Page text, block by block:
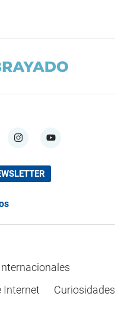
Internet
Curiosidades